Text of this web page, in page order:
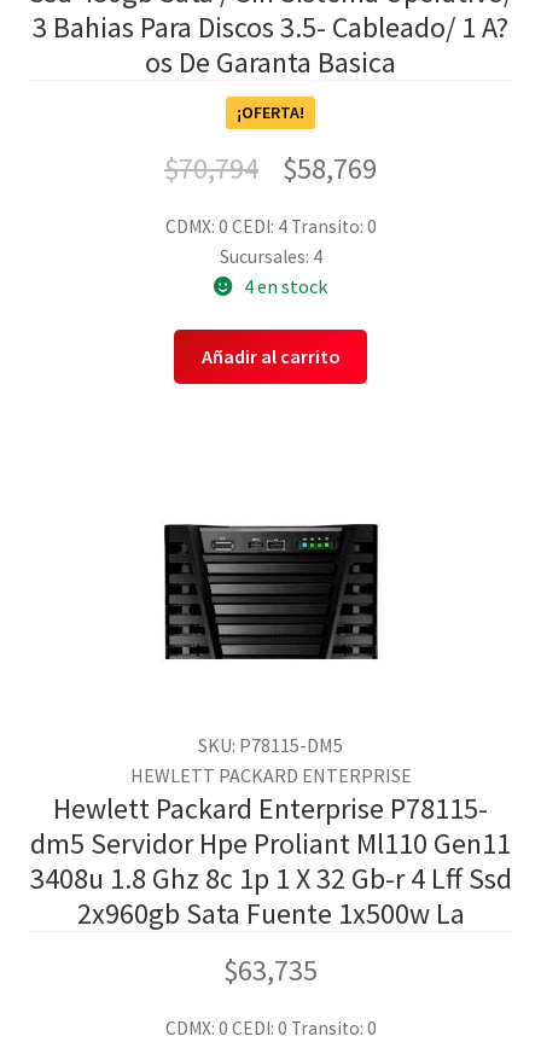
3 Bahias Para Discos 3.5- Cableado/ 1 A?
os De Garanta Basica
¡OFERTA!
$70,794 $58,769
CDMX: 0 CEDI: 4 Transito: 0
Sucursales: 4
4 en stock
Añadir al carrito
SKU: P78115-DM5
HEWLETT PACKARD ENTERPRISE
Hewlett Packard Enterprise P78115-
dm5 Servidor Hpe Proliant Ml110 Gen11
3408u 1.8 Ghz 8c 1p 1 X 32 Gb-r 4 Lff Ssd
2x960gb Sata Fuente 1x500w La
$63,735
CDMX: 0 CEDI: 0 Transito: 0